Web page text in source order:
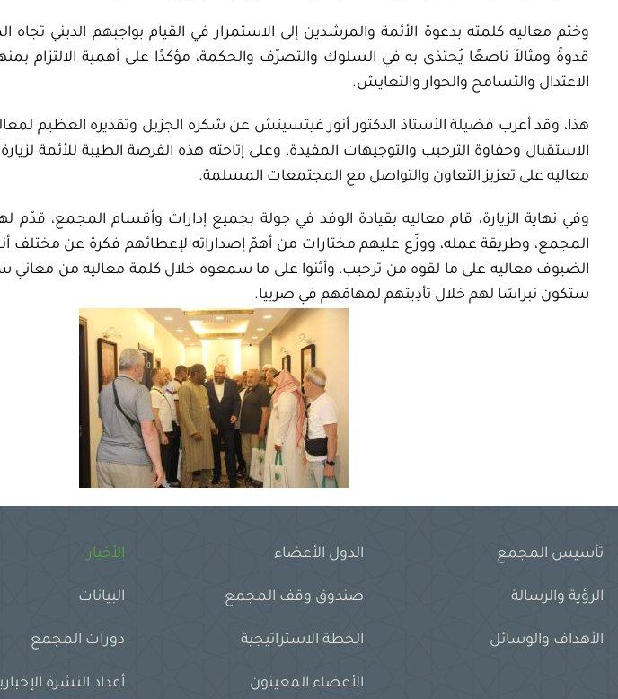
وختم معاليهكلمته بدعوة الأئمة والمرشدين إلى الاستمرار في القيام بواجبهم الديني
قدوةً ومثالاً ناصعًا يُحتذى به في السلوك والتصرّف والحكمة، مؤكدًا على أهمية الالتزام
الاعتدال والتسامح والحوار والتعايش.
هذا، وقد أعرب فضيلة الأستاذ الدكتور أنور غيتسيتش عن شكره الجزيل وتقديره العظيم
الاستقبال وحفاوة الترحيب والتوجيهات المفيدة، وعلى إتاحته هذه الفرصة الطيبة للأئمة
معاليه على تعزيز التعاون والتواصل مع المجتمعات المسلمة.
وفي نهاية الزيارة، قام معاليه بقيادة الوفد في جولة بجميع إدارات وأقسام المجمع، قدّم
المجمع، وطريقة عمله، ووزّع عليهم مختارات من أهمّ إصداراته لإعطائهم فكرة عن مختلف
الضيوف معاليه على ما لقوه من ترحيب، وأثنوا على ما سمعوه خلال كلمة معاليه من معاني
ستكون نبراسًا لهم خلال تأدِيتهم لمهامّهم في صربيا.
تأسيس المجمع
الرؤية والرسالة
الأهداف والوسائل
الدول الأعضاء
صندوق وقف المجمع
الخطة الاستراتيجية
الأعضاء المعينون
الأخبار
البيانات
دورات المجمع
أعداد النشرة